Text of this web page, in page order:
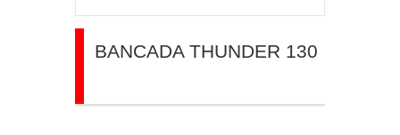
BANCADA THUNDER 130